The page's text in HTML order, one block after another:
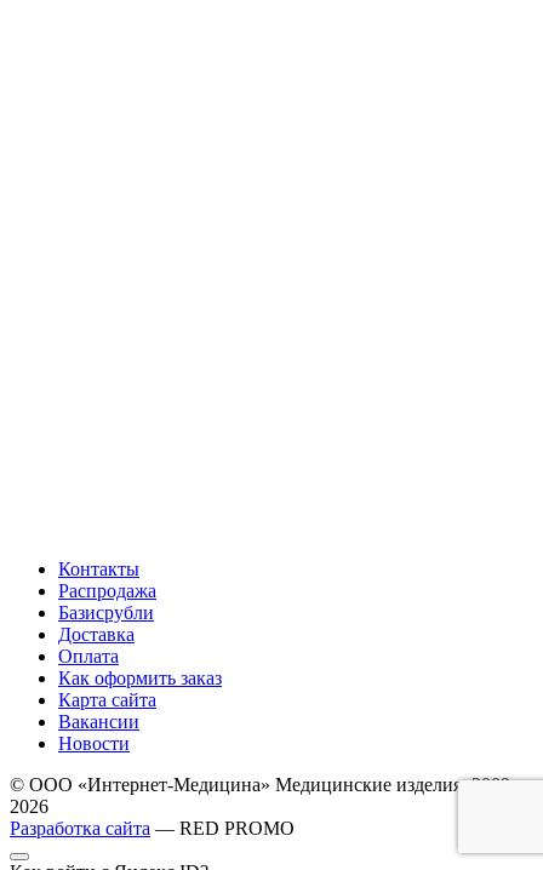
Контакты
Распродажа
Базисрубли
Доставка
Оплата
Как оформить заказ
Карта сайта
Вакансии
Новости
© ООО «Интернет-Медицина» Медицинские изделия, 2009-
2026
Разработка сайта — RED PROMO